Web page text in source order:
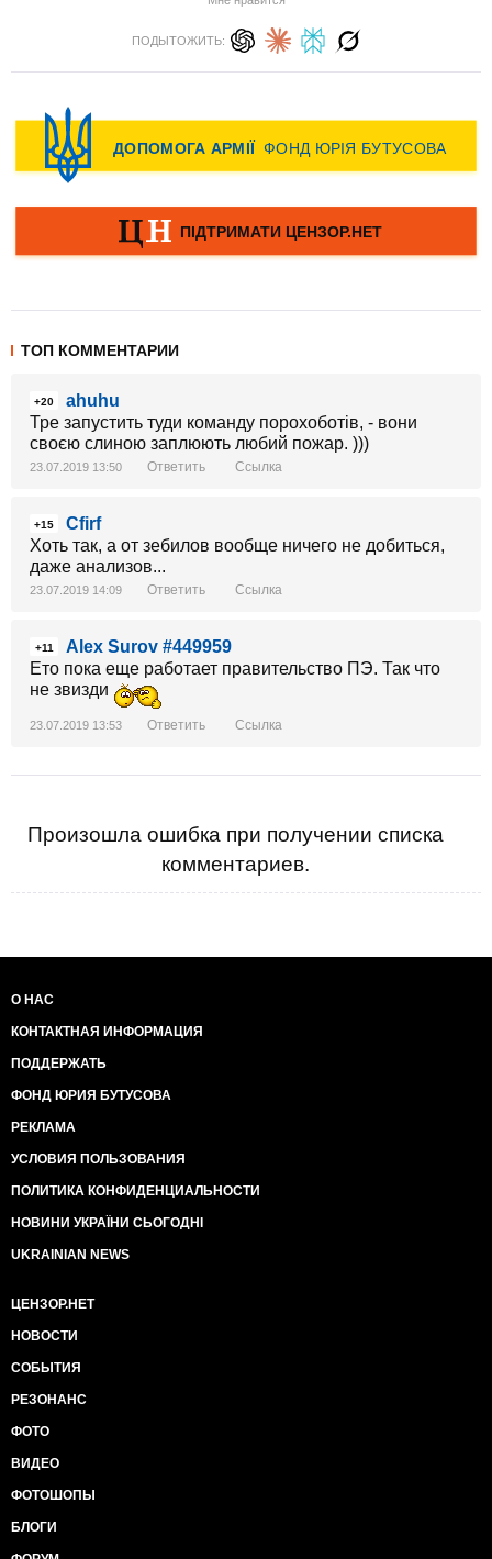
ПОДЫТОЖИТЬ:
ТОП КОММЕНТАРИИ
+20
ahuhu
Тре запустить туди команду порохоботів, - вони
своєю слиною заплюють любий пожар. )))
23.07.2019 13:50 Ответить Ссылка
+15
Cfirf
Хоть так, а от зебилов вообще ничего не добиться,
даже анализов...
23.07.2019 14:09 Ответить Ссылка
+11
Alex Surov #449959
Ето пока еще работает правительство ПЭ. Так что
не звизди
23.07.2019 13:53 Ответить Ссылка
Произошла ошибка при получении списка
комментариев.
О НАС
КОНТАКТНАЯ ИНФОРМАЦИЯ
ПОДДЕРЖАТЬ
ФОНД ЮРИЯ БУТУСОВА
РЕКЛАМА
УСЛОВИЯ ПОЛЬЗОВАНИЯ
ПОЛИТИКА КОНФИДЕНЦИАЛЬНОСТИ
НОВИНИ УКРАЇНИ СЬОГОДНІ
UKRAINIAN NEWS
ЦЕНЗОР.НЕТ
НОВОСТИ
СОБЫТИЯ
РЕЗОНАНС
ФОТО
ВИДЕО
ФОТОШОПЫ
БЛОГИ